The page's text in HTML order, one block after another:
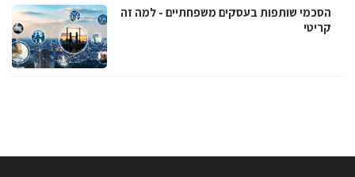
הסכמי שותפות בעסקים משפחתיים - למה זה
קריטי